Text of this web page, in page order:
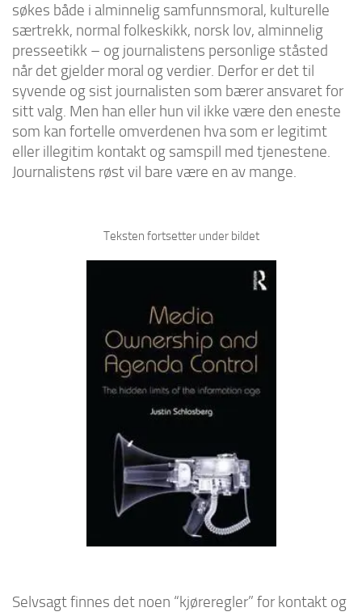
søkes både i alminnelig samfunnsmoral, kulturelle
særtrekk, normal folkeskikk, norsk lov, alminnelig
presseetikk – og journalistens personlige ståsted
når det gjelder moral og verdier. Derfor er det til
syvende og sist journalisten som bærer ansvaret for
sitt valg. Men han eller hun vil ikke være den eneste
som kan fortelle omverdenen hva som er legitimt
eller illegitim kontakt og samspill med tjenestene.
Journalistens røst vil bare være en av mange.
Teksten fortsetter under bildet
Selvsagt finnes det noen “kjøreregler” for kontakt og